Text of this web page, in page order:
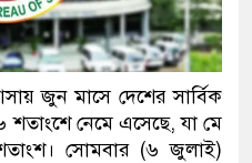
জুন মাসে দেশের সার্বিক
নেমে এসেছে, যা মে
সোমবার (৬ জুলাই)